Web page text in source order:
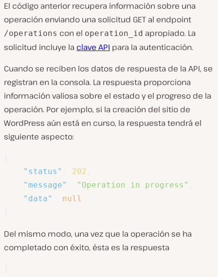
El código anterior recupera información sobre una
operación enviando una solicitud GET al endpoint
/operations con el operation_id apropiado. La
solicitud incluye la clave API para la autenticación.
Cuando se reciben los datos de respuesta de la API, se
registran en la consola. La respuesta proporciona
información valiosa sobre el estado y el progreso de la
operación. Por ejemplo, si la creación del sitio de
WordPress aún está en curso, la respuesta tendrá el
siguiente aspecto:
"status"
202
"message"
"Operation in progress"
"data"
null
Del mismo modo, una vez que la operación se ha
completado con éxito, ésta es la respuesta